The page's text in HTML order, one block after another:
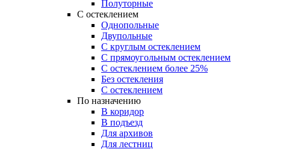
Полуторные
С остеклением
Однопольные
Двупольные
С круглым остеклением
С прямоугольным остеклением
С остеклением более 25%
Без остекления
С остеклением
По назначению
В коридор
В подъезд
Для архивов
Для лестниц